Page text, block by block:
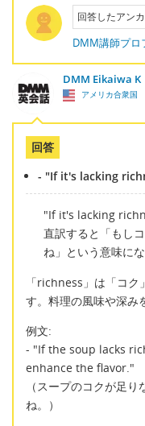
回答したアン
DMM講師プロ
DMM Eikaiwa K
アメリカ合衆国
回答
- "If it's lacking
"If it's lacking
直訳すると「もし
ね」という意味にな
「richness」は「コ
す。料理の風味や深み
例文:
- "If the soup lacks
enhance the flavor."
（スープのコクが足
ね。）